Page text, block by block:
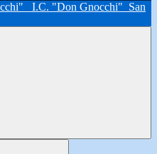
I.C. "Don Gnocchi" San